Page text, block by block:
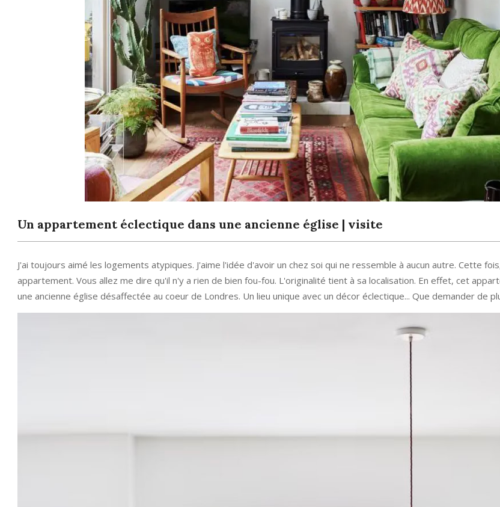
Un appartement éclectique dans une ancienne église | visite
J'ai toujours aimé les logements atypiques. J'aime l'idée d'avoir un chez soi qui ne ressemble à aucun autre. Cette
appartement. Vous allez me dire qu'il n'y a rien de bien fou-fou. L'originalité tient à sa localisation. En effet, cet
une ancienne église désaffectée au coeur de Londres. Un lieu unique avec un décor éclectique... Que demander de